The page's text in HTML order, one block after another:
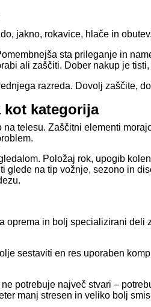
jakno, rokavice, hlače in
sta prileganje in
ali zaščiti. Dober nakup je
razreda. Dovolj zaščite,
kot kategorija
telesu. Zaščitni elementi
Položaj rok, upogib
na tip vožnje, sezono in
oprema in bolj specializirani
sestaviti en res uporaben
potrebuje največ stvari –
manj stresen in veliko bolj